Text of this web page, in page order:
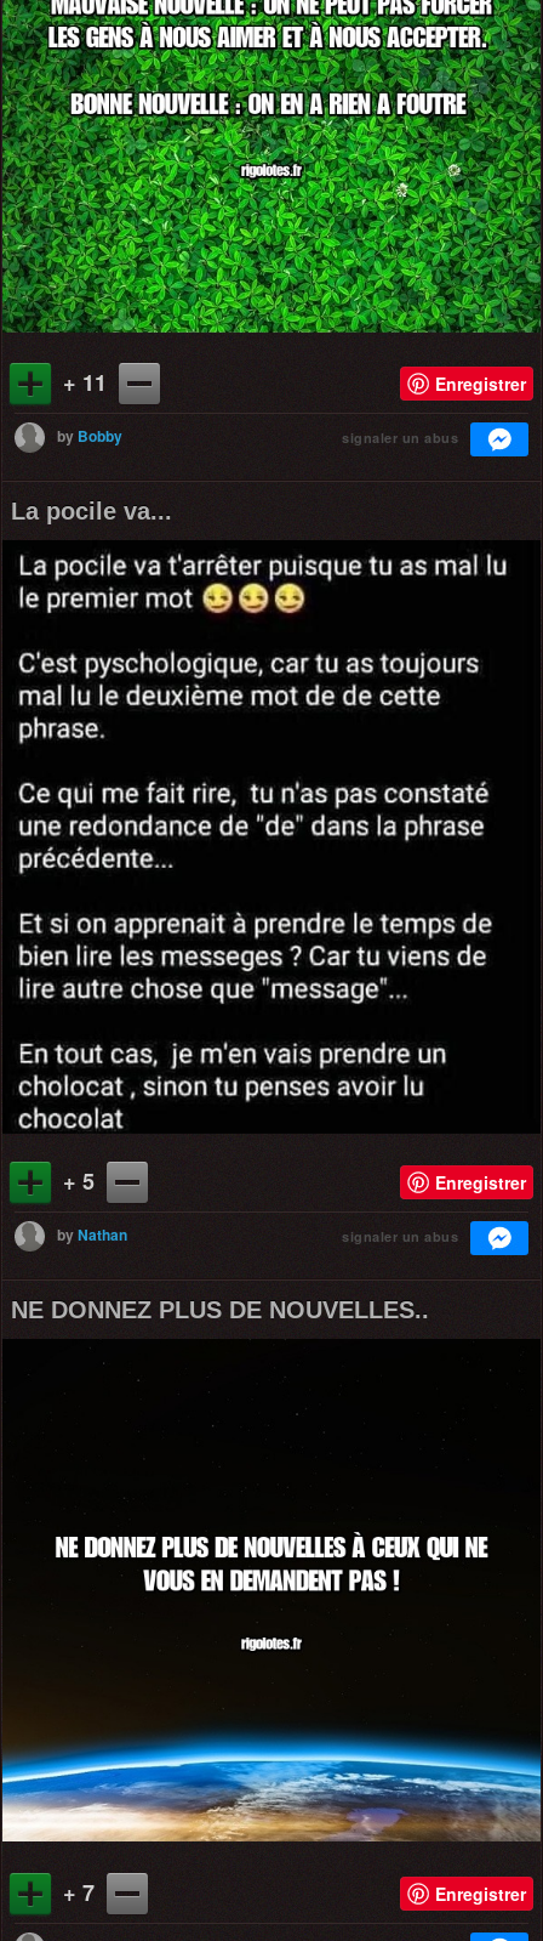
+ 11 Enregistrer
by Bobby signaler un abus
La pocile va...
+ 5 Enregistrer
byNathan signaler un abus
NE DONNEZ PLUS DE NOUVELLES..
+ 7 Enregistrer